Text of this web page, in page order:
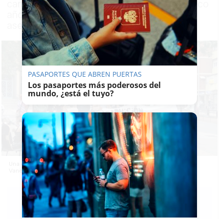
cambió de edificio; ahora, se enfrenta a cinco
años de prisión por una protesta en la que
asegura no hizo nada
Una de las concentraciones del SAT para solicitar la readmisión de
Vanesa.
EMILIO
CABRERA
PASAPORTES QUE ABREN PUERTAS
Los pasaportes más poderosos del
mundo, ¿está el tuyo?